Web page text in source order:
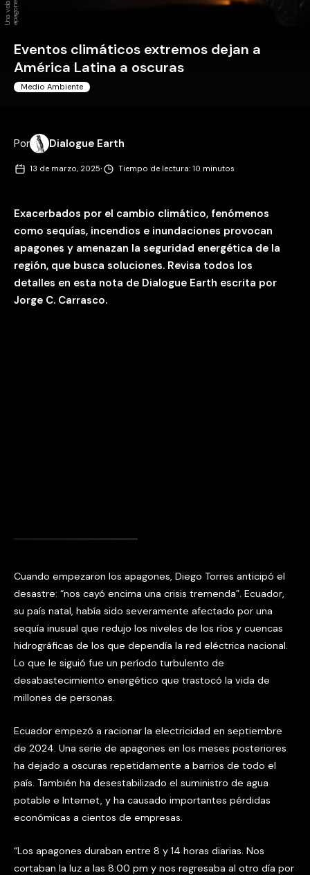
Eventos climáticos extremos dejan a
América Latina a oscuras
Medio Ambiente
Por Dialogue Earth
13 de marzo, 2025· Tiempo de lectura: 10 minutos
Exacerbados por el cambio climático, fenómenos
como sequías, incendios e inundaciones provocan
apagones y amenazan la seguridad energética de la
región, que busca soluciones. Revisa todos los
detalles en esta nota de Dialogue Earth escrita por
Jorge C. Carrasco.
Cuando empezaron los apagones, Diego Torres anticipó el
desastre: “nos cayó encima una crisis tremenda”. Ecuador,
su país natal, había sido severamente afectado por una
sequía inusual que redujo los niveles de los ríos y cuencas
hidrográficas de los que dependía la red eléctrica nacional.
Lo que le siguió fue un período turbulento de
desabastecimiento energético que trastocó la vida de
millones de personas.
Ecuador empezó a racionar la electricidad en septiembre
de 2024. Una serie de apagones en los meses posteriores
ha dejado a oscuras repetidamente a barrios de todo el
país. También ha desestabilizado el suministro de agua
potable e Internet, y ha causado importantes pérdidas
económicas a cientos de empresas.
“Los apagones duraban entre 8 y 14 horas diarias. Nos
cortaban la luz a las 8:00 pm y nos regresaba al otro día por